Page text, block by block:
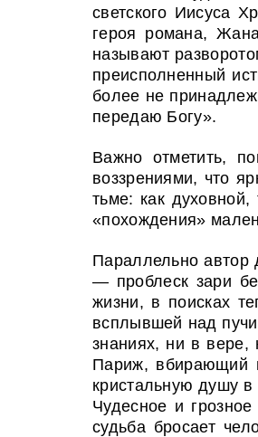
светского Иисуса
героя романа,
называют
преисполненный
более не
передаю Богу».
Важно отметить,
воззрениями, что
тьме: как
«похождения»
Параллельно
— проблеск зари
жизни, в поисках
всплывшей над
знаниях, ни в
Париж, вбирающий
кристальную душу
Чудесное и
судьба бросает